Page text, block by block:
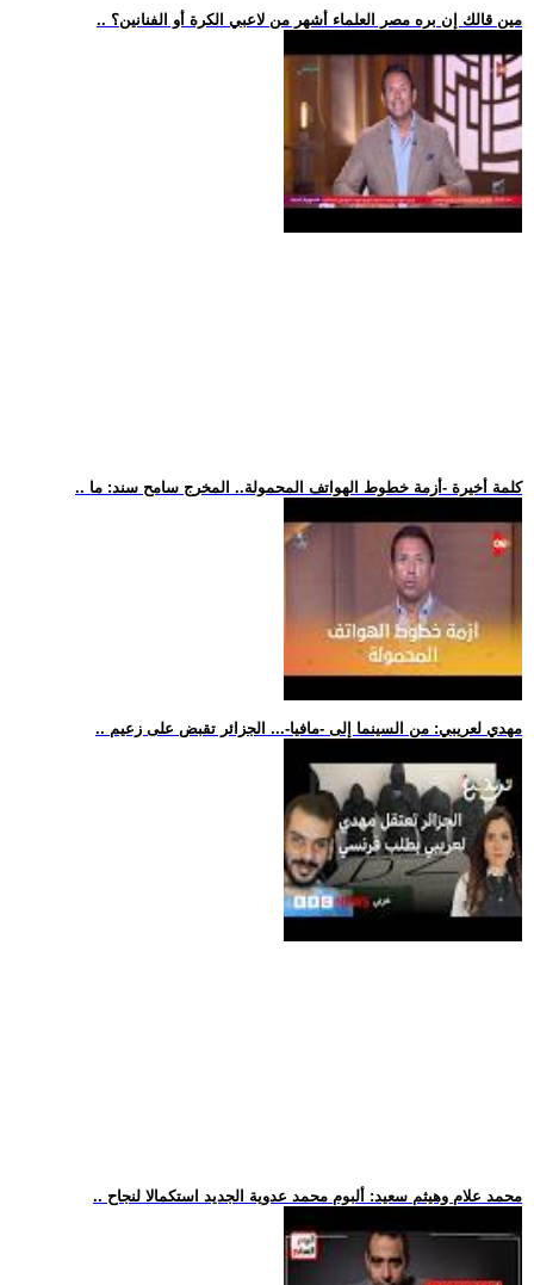
.. مين قالك إن بره مصر العلماء أشهر من لاعبي الكرة أو الفنانين؟
.. كلمة أخيرة -أزمة خطوط الهواتف المحمولة.. المخرج سامح سند: ما
.. مهدي لعريبي: من السينما إلى -مافيا-... الجزائر تقبض على زعيم
.. محمد علام وهيثم سعيد: ألبوم محمد عدوية الجديد استكمالا لنجاح